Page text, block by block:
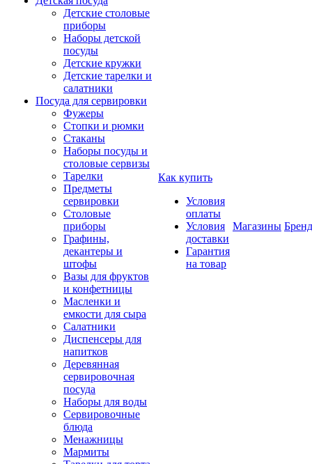
Детские столовые
приборы
Наборы детской
посуды
Детские кружки
Детские тарелки и
салатники
Посуда для сервировки
Фужеры
Стопки и рюмки
Стаканы
Наборы посуды и
столовые сервизы
Тарелки
Предметы
сервировки
Столовые
приборы
Графины,
декантеры и
штофы
Вазы для фруктов
и конфетницы
Масленки и
емкости для сыра
Салатники
Диспенсеры для
напитков
Деревянная
сервировочная
посуда
Наборы для воды
Сервировочные
блюда
Менажницы
Мармиты
Как купить
Условия
оплаты
Условия
доставки
Гарантия
на товар
Магазины